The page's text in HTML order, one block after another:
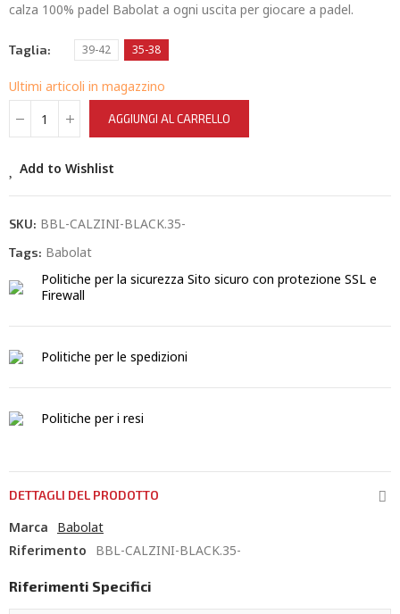
calza 100% padel Babolat a ogni uscita per giocare a padel.
Taglia 39-42 35-38
Ultimi articoli in magazzino
AGGIUNGI AL CARRELLO
Add to Wishlist
SKU: BBL-CALZINI-BLACK.35-
Tags: Babolat
Politiche per la sicurezza Sito sicuro con protezione SSL e
Firewall
Politiche per le spedizioni
Politiche per i resi
DETTAGLI DEL PRODOTTO
Marca
Babolat
Riferimento
BBL-CALZINI-BLACK.35-
Riferimenti Specifici